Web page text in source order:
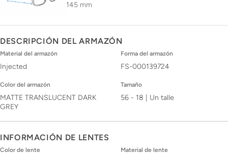
145 mm
DESCRIPCIÓN DEL ARMAZÓN
Material del armazón
Injected
Forma del armazón
FS-000139724
Color del armazón
MATTE TRANSLUCENT DARK
GREY
Tamaño
56 - 18 | Un talle
INFORMACIÓN DE LENTES
Color de lente Material de lente